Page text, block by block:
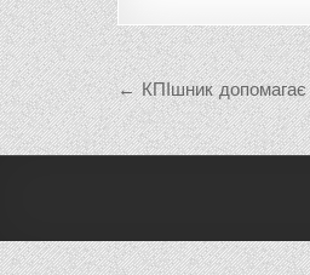
Навігація
записів
← КПІшник допомагає